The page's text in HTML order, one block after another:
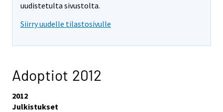
uudistetulta sivustolta.
Siirry uudelle tilastosivulle
Adoptiot 2012
2012
Julkistukset